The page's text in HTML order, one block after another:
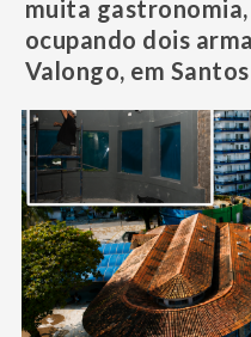
muita
ocupando dois
Valongo, em Santos